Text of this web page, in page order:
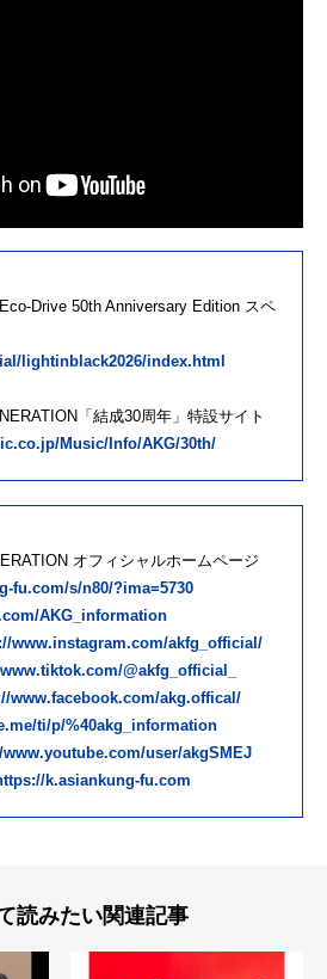
Drive 50th Anniversary Edition スペ
lightinblack2026/index.html
「結成30周年」特設サイト
Music/Info/AKG/30th/
オフィシャルホームページ
fu.com/s/n80/?ima=5730
AKG_information
www.instagram.com/akfg_official/
@akfg_official_
www.facebook.com/akg.offical/
ti/p/%40akg_information
www.youtube.com/user/akgSMEJ
k.asiankung-fu.com
読みたい関連記事